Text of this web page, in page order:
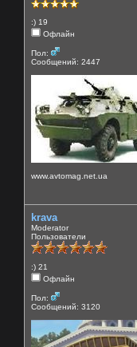
:) 19
Офлайн
Пол:
Сообщений: 2447
www.avtomag.net.ua
krava
Moderator
Пользователи
:) 21
Офлайн
Пол:
Сообщений: 3120